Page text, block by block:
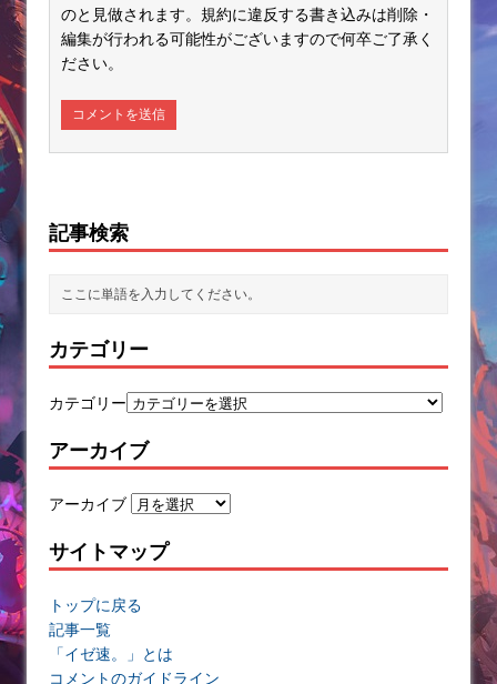
のと見做されます。規約に違反する書き込みは削除・
編集が行われる可能性がございますので何卒ご了承く
ださい。
記事検索
カテゴリー
カテゴリー
アーカイブ
アーカイブ
サイトマップ
トップに戻る
記事一覧
「イゼ速。」とは
コメントのガイドライン